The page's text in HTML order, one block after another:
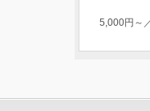
5,000円～